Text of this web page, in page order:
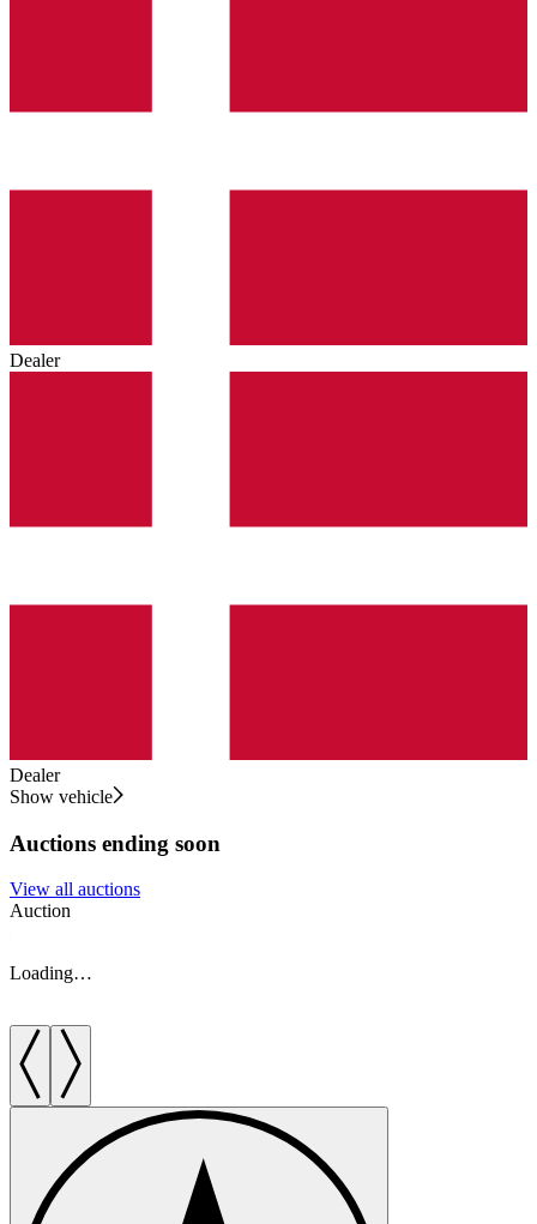
Dealer
Dealer
Show vehicle
Auctions ending soon
View all auctions
Auction
Loading…